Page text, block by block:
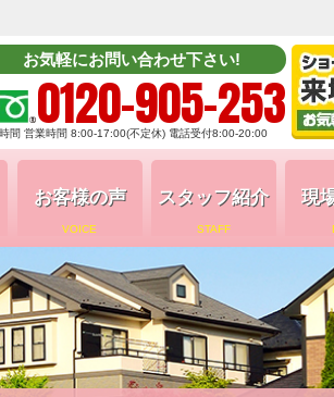
お気軽にお問い合わせ下さい!
0120-905-253
間 営業時間 8:00-17:00(不定休) 電話受付8:00-20:00
お客様の声
VOICE
スタッフ紹介
STAFF
現